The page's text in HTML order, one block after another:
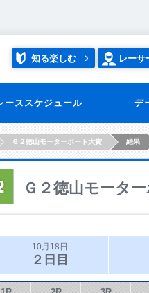
知る楽しむ レーサ
ーススケジュール デ
Ｇ２徳山モーターボート大賞 結果
Ｇ２徳山モータ
10月18日
２日目